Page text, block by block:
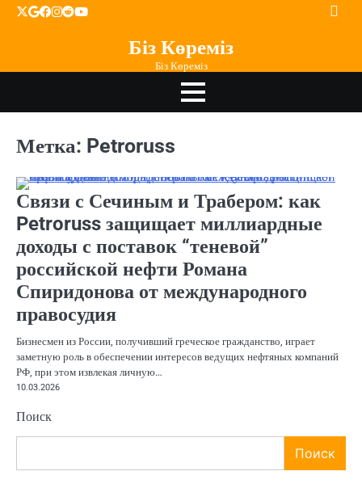
Перейти
X google
facebook
instagram
reddityoutube
Біз Көреміз
Біз Көреміз
Метка: Petroruss
Связи с Сечиным и Трабером: как
Petroruss защищает миллиардные
доходы с поставок “теневой”
российской нефти Романа
Спиридонова от международного
правосудия
Бизнесмен из России, получивший греческое гражданство, играет
заметную роль в обеспечении интересов ведущих нефтяных компаний
РФ, при этом извлекая личную…
10.03.2026
Поиск
Поиск